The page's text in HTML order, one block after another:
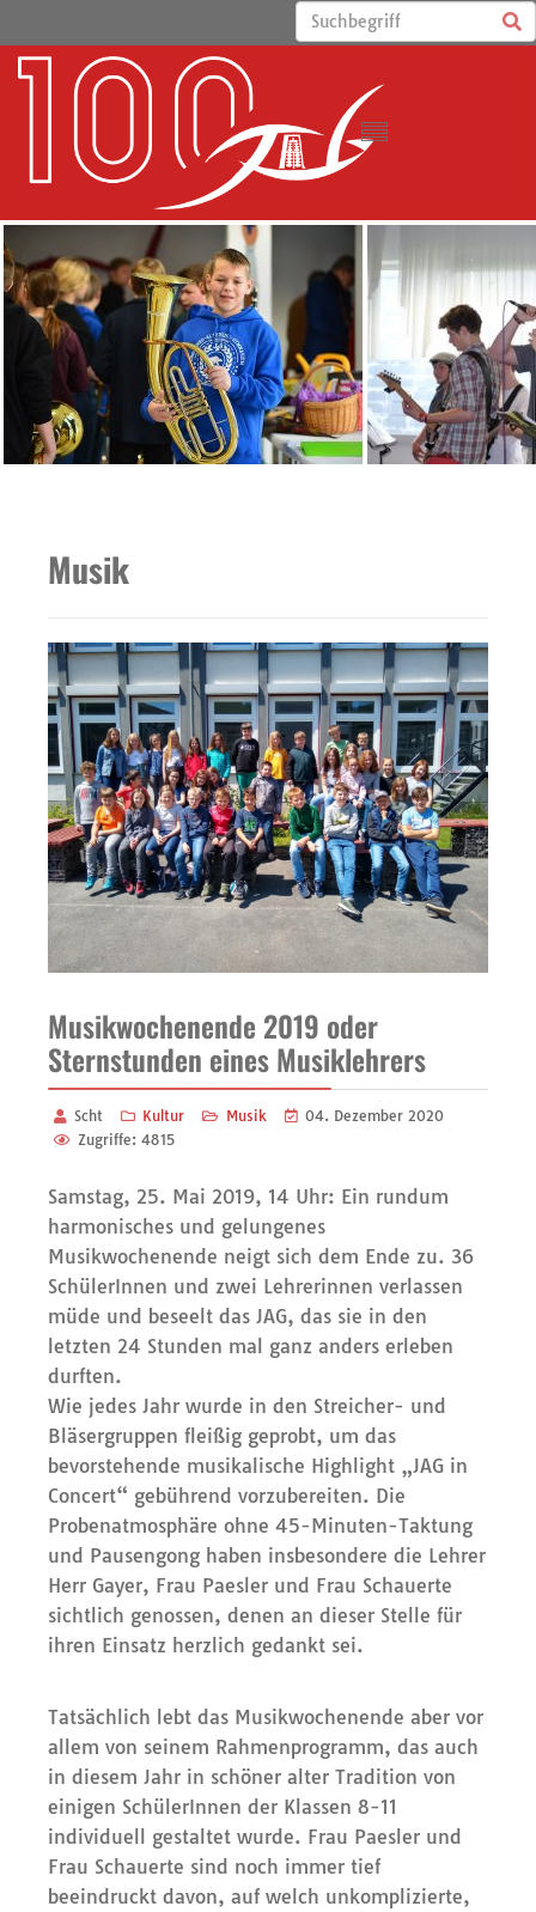
Musik
Musikwochenende 2019 oder
Sternstunden eines Musiklehrers
Scht Kultur Musik
04. Dezember 2020
Zugriffe: 4815
Samstag, 25. Mai 2019, 14 Uhr: Ein rundum
harmonisches und gelungenes
Musikwochenende neigt sich dem Ende zu. 36
SchülerInnen und zwei Lehrerinnen verlassen
müde und beseelt das JAG, das sie in den
letzten 24 Stunden mal ganz anders erleben
durften.
Wie jedes Jahr wurde in den Streicher- und
Bläsergruppen fleißig geprobt, um das
bevorstehende musikalische Highlight „JAG in
Concert“ gebührend vorzubereiten. Die
Probenatmosphäre ohne 45-Minuten-Taktung
und Pausengong haben insbesondere die Lehrer
Herr Gayer, Frau Paesler und Frau Schauerte
sichtlich genossen, denen an dieser Stelle für
ihren Einsatz herzlich gedankt sei.
Tatsächlich lebt das Musikwochenende aber vor
allem von seinem Rahmenprogramm, das auch
in diesem Jahr in schöner alter Tradition von
einigen SchülerInnen der Klassen 8-11
individuell gestaltet wurde. Frau Paesler und
Frau Schauerte sind noch immer tief
beeindruckt davon, auf welch unkomplizierte,